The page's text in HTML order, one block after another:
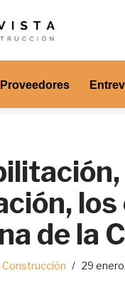
Proveedores
los
de la
Construcción 29